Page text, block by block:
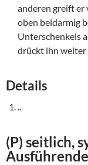
anderen greift er
oben beidarmig
Unterschenkels
drückt ihn weiter
Details
(P) seitlich,